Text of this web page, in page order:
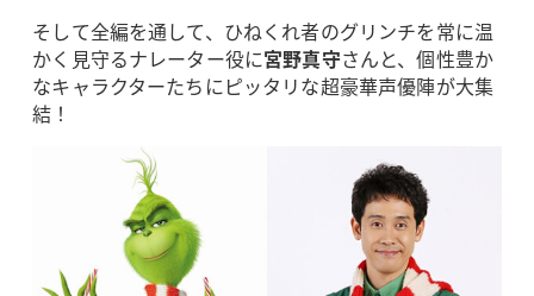
そして全編を通して、ひねくれ者のグリンチを常に温
かく見守るナレーター役に宮野真守さんと、個性豊か
なキャラクターたちにピッタリな超豪華声優陣が大集
結！